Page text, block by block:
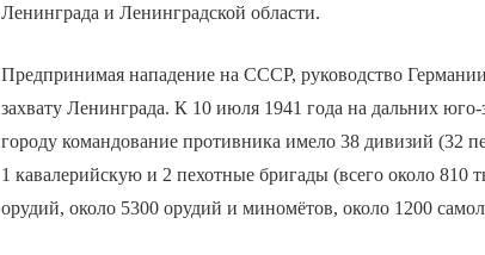
Ленинграда и Ленинградской области.
Предпринимая нападение на СССР, руководство
захвату Ленинграда. К 10 июля 1941 года на дальних
городу командование противника имело 38 дивизий (32
1 кавалерийскую и 2 пехотные бригады (всего около 810
орудий, около 5300 орудий и миномётов, около 1200